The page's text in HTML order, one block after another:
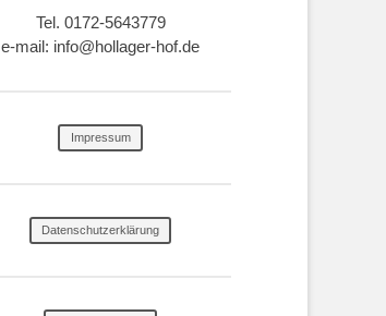
Tel. 0172-5643779
e-mail: info@hollager-hof.de
Impressum
Datenschutzerklärung